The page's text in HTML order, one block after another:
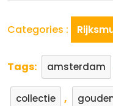
Categories :
Tags: amsterdam
collectie ,